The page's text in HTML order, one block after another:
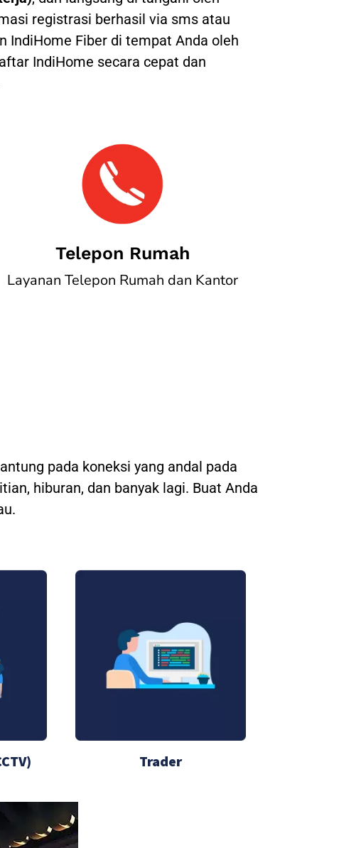
registrasi berhasil via sms atau
IndiHome Fiber di tempat Anda oleh
IndiHome secara cepat dan
Telepon Rumah
Layanan Telepon Rumah dan Kantor
pada koneksi yang andal pada
hiburan, dan banyak lagi. Buat Anda
Trader